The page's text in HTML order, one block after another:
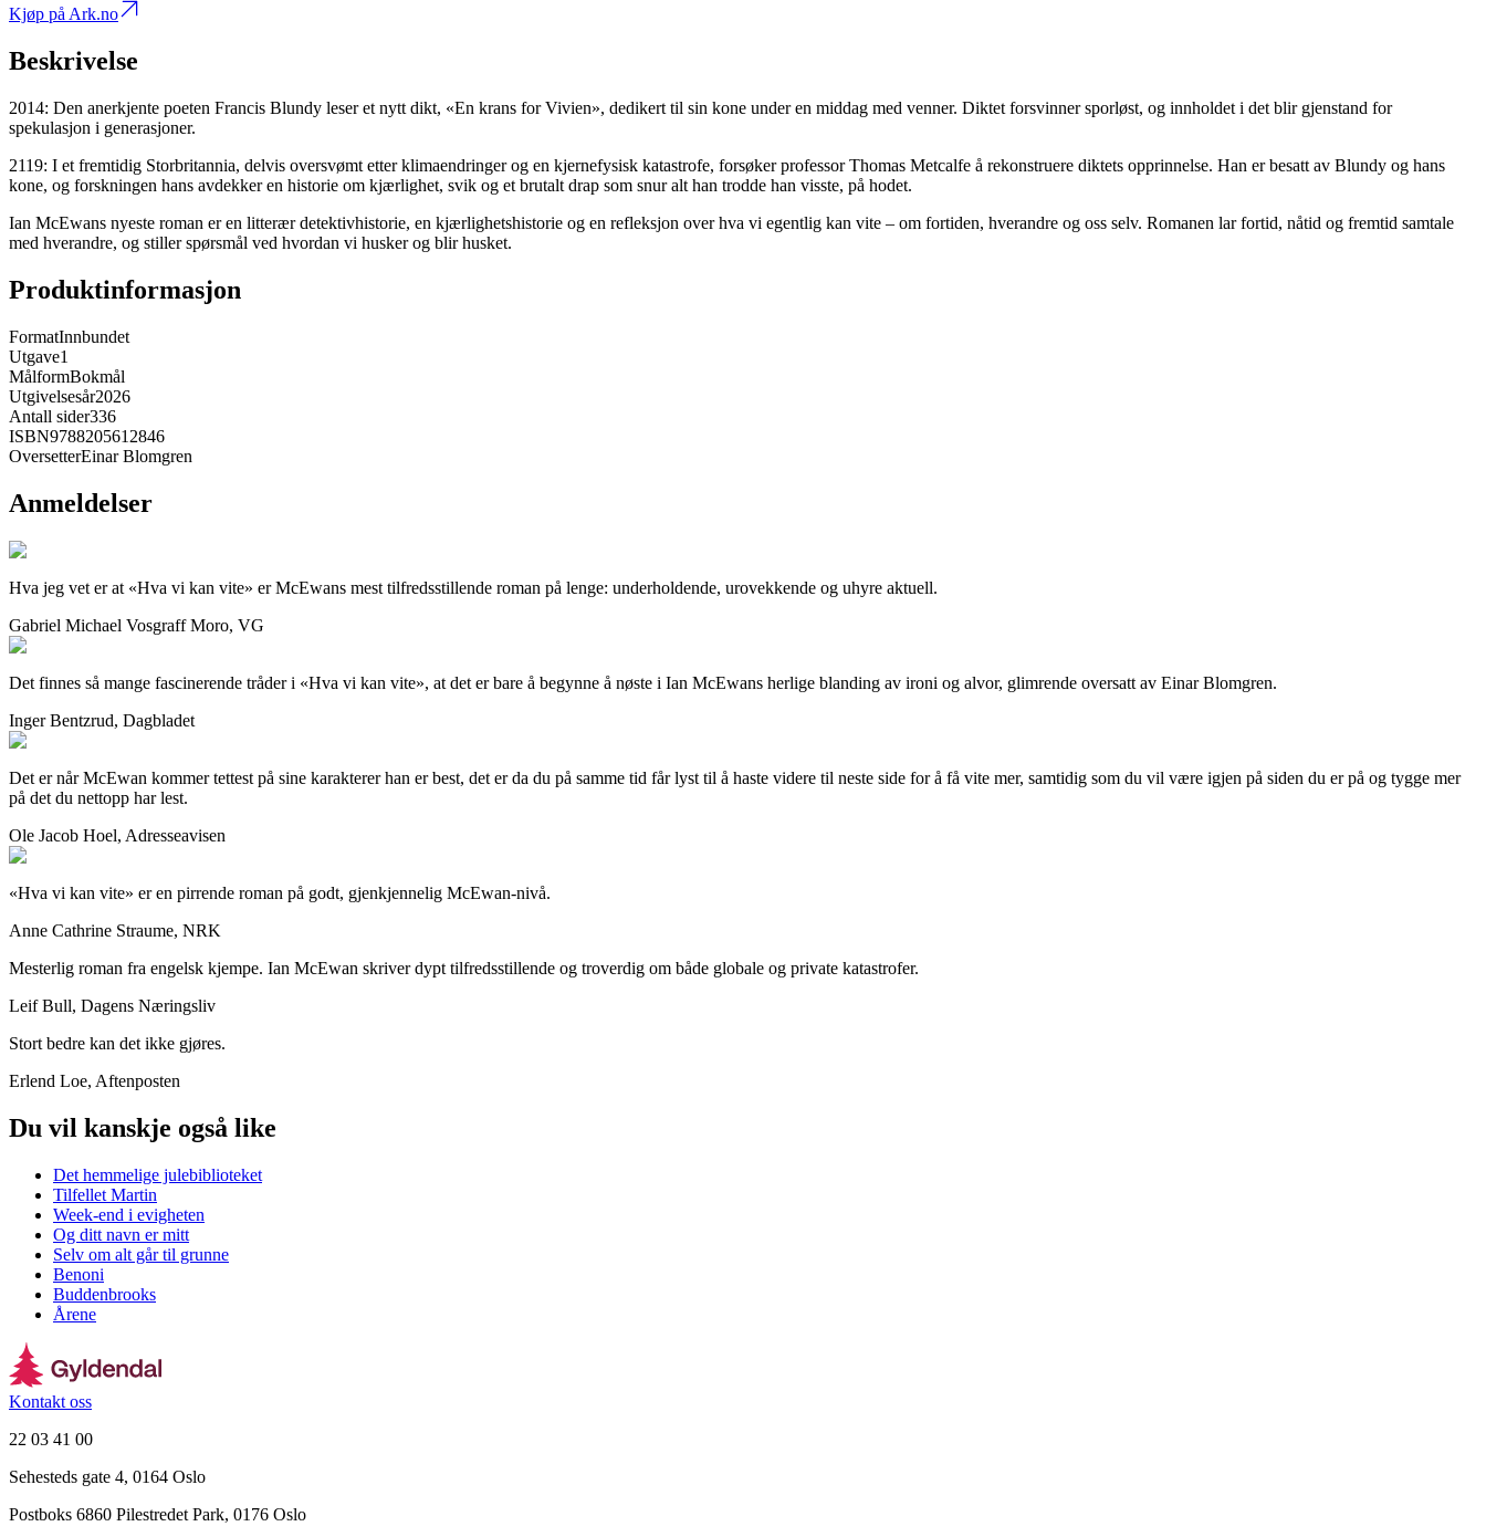
Kjøp på Ark.no
Beskrivelse
2014: Den anerkjente poeten Francis Blundy leser et nytt dikt, «En krans for Vivien», dedikert til sin kone under en middag med venner. Diktet forsvinner sporløst, og innholdet i det blir gjenstand for
spekulasjon i generasjoner.
2119: I et fremtidig Storbritannia, delvis oversvømt etter klimaendringer og en kjernefysisk katastrofe, forsøker professor Thomas Metcalfe å rekonstruere diktets opprinnelse. Han er besatt av Blundy og hans
kone, og forskningen hans avdekker en historie om kjærlighet, svik og et brutalt drap som snur alt han trodde han visste, på hodet.
Ian McEwans nyeste roman er en litterær detektivhistorie, en kjærlighetshistorie og en refleksjon over hva vi egentlig kan vite – om fortiden, hverandre og oss selv. Romanen lar fortid, nåtid og fremtid samtale
med hverandre, og stiller spørsmål ved hvordan vi husker og blir husket.
Produktinformasjon
FormatInnbundet
Utgave1
MålformBokmål
Utgivelsesår2026
Antall sider336
ISBN9788205612846
OversetterEinar Blomgren
Anmeldelser
Hva jeg vet er at «Hva vi kan vite» er McEwans mest tilfredsstillende roman på lenge: underholdende, urovekkende og uhyre aktuell.
Gabriel Michael Vosgraff Moro, VG
Det finnes så mange fascinerende tråder i «Hva vi kan vite», at det er bare å begynne å nøste i Ian McEwans herlige blanding av ironi og alvor, glimrende oversatt av Einar Blomgren.
Inger Bentzrud, Dagbladet
Det er når McEwan kommer tettest på sine karakterer han er best, det er da du på samme tid får lyst til å haste videre til neste side for å få vite mer, samtidig som du vil være igjen på siden du er på og tygge mer
på det du nettopp har lest.
Ole Jacob Hoel, Adresseavisen
«Hva vi kan vite» er en pirrende roman på godt, gjen­kjennelig McEwan-nivå.
Anne Cathrine Straume, NRK
Mesterlig roman fra engelsk kjempe. Ian McEwan skriver dypt tilfredsstillende og troverdig om både globale og private katastrofer.
Leif Bull, Dagens Næringsliv
Stort bedre kan det ikke gjøres.
Erlend Loe, Aftenposten
Du vil kanskje også like
Det hemmelige julebiblioteket
Tilfellet Martin
Week-end i evigheten
Og ditt navn er mitt
Selv om alt går til grunne
Benoni
Buddenbrooks
Årene
Kontakt oss
22 03 41 00
Sehesteds gate 4, 0164 Oslo
Postboks 6860 Pilestredet Park, 0176 Oslo